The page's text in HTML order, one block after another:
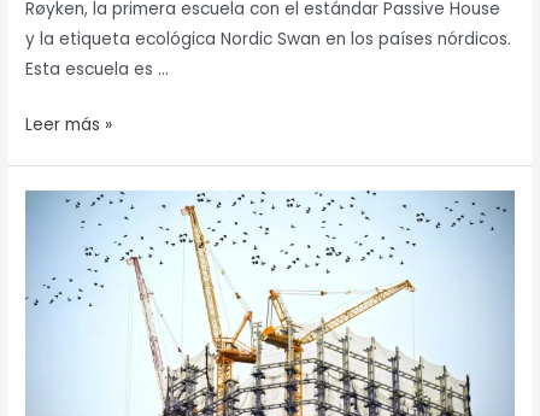
Røyken, la primera escuela con el estándar Passive House
y la etiqueta ecológica Nordic Swan en los países nórdicos.
Esta escuela es …
Leer más »
BIMprove:
construcción